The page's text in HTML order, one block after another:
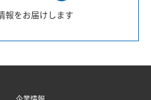
報をお届けします